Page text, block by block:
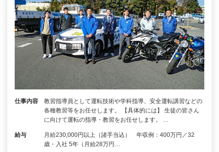
仕事内容
教習指導員として運転技術や学科指導、安全運転講習などの
各種教習等をお任せします。 【具体的には】 生徒の皆さん
に向けて運転の指導・教習をお任せします。 …
給与
月給230,000円以上（諸手当込） 年収例：400万円／32
歳・入社 5年（月給28万円…